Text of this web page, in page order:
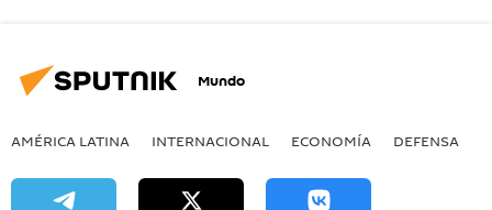
Mundo
AMÉRICA LATINA INTERNACIONAL ECONOMÍA DEFENSA